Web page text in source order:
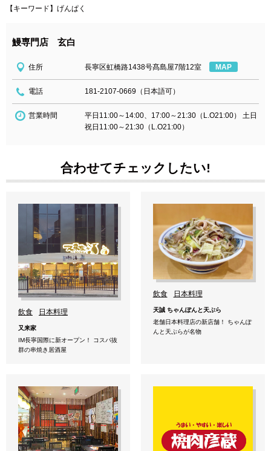
【キーワード】げんぱく
鰻専門店 玄白
住所 長寧区虹橋路1438号髙島屋7階12室 MAP
電話 181-2107-0669（日本語可）
営業時間
平日11:00～14:00、17:00～21:30（L.O21:00） 土日
祝日11:00～21:30（L.O21:00）
合わせてチェックしたい!
飲食 日本料理
又来家
IM長寧国際に新オープン！ コスパ抜
群の串焼き居酒屋
飲食 日本料理
天誠 ちゃんぽんと天ぷら
老舗日本料理店の新店舗！ ちゃんぽ
んと天ぷらが名物